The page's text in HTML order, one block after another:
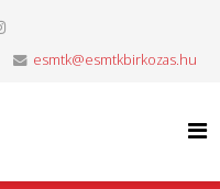
esmtk@esmtkbirkozas.hu